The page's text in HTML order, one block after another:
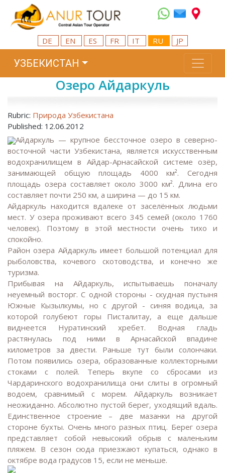
DE EN ES FR IT RU JP
УЗБЕКИСТАН
Озеро Айдаркуль
Rubric: Природа Узбекистана
Published: 12.06.2012
Айдаркуль — крупное бессточное озеро в северно-
восточной части Узбекистана, является искусственным
водохранилищем в Айдар-Арнасайской системе озёр,
занимающей общую площадь 4000 км². Сегодня
площадь озера составляет около 3000 км². Длина его
составляет почти 250 км, а ширина — до 15 км.
Айдаркуль находится вдалеке от заселённых людьми
мест. У озера проживают всего 345 семей (около 1760
человек). Поэтому в этой местности очень тихо и
спокойно.
Район озера Айдаркуль имеет большой потенциал для
рыболовства, кочевого скотоводства, и конечно же
туризма.
Прибывая на Айдаркуль, испытываешь поначалу
неуемный восторг. С одной стороны - скудная пустыня
Южные Кызылкумы, но с другой - синяя водица, за
которой голубеют горы Писталитау, а еще дальше
виднеется Нуратинский хребет. Водная гладь
растянулась под ними в Арнасайской впадине
километров за двести. Раньше тут были солончаки.
Потом появились озера, образованные коллекторными
стоками с полей. Теперь вкупе со сбросами из
Чардаринского водохранилища они слиты в огромный
водоем, сравнимый с морем. Айдаркуль возникает
неожиданно. Абсолютно пустой берег, уходящий вдаль.
Единственное строение – две мазанки на другой
стороне бухты. Очень много разных птиц. Берег озера
представляет собой невысокий обрыв с маленьким
пляжем. В сезон сюда приезжают купаться, однако в
октябре вода градусов 15, если не меньше.